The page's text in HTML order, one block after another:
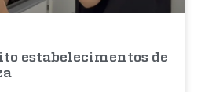
estabelecimentos de